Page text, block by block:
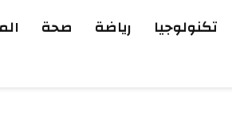
تكنولوجيا رياضة صحة